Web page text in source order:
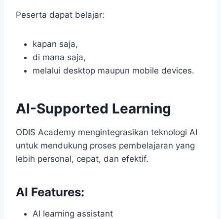
Peserta dapat belajar:
kapan saja,
di mana saja,
melalui desktop maupun mobile devices.
AI-Supported Learning
ODIS Academy mengintegrasikan teknologi AI
untuk mendukung proses pembelajaran yang
lebih personal, cepat, dan efektif.
AI Features:
AI learning assistant